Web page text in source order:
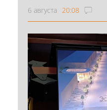
6 августа 20:08